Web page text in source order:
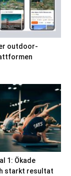
outdoor-
1: Ökade
starkt resultat